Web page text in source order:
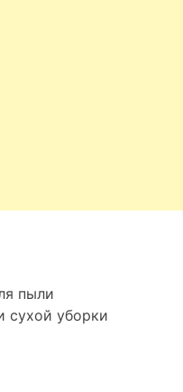
пыли
сухой уборки